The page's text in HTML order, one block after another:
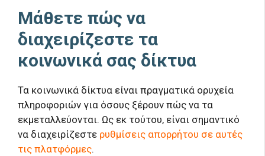
Μάθετε πώς να
διαχειρίζεστε τα
κοινωνικά σας δίκτυα
Τα κοινωνικά δίκτυα είναι πραγματικά ορυχεία
πληροφοριών για όσους ξέρουν πώς να τα
εκμεταλλεύονται. Ως εκ τούτου, είναι σημαντικό
να διαχειρίζεστε ρυθμίσεις απορρήτου σε αυτές
τις πλατφόρμες.